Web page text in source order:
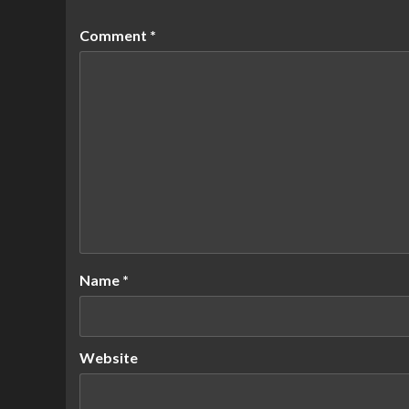
Comment *
Name *
Website